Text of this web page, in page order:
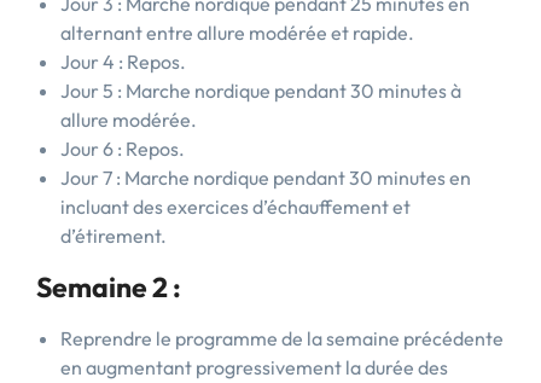
alternant entre allure modérée et rapide.
Jour 4 : Repos.
Jour 5 : Marche nordique pendant 30 minutes à
allure modérée.
Jour 6 : Repos.
Jour 7 : Marche nordique pendant 30 minutes en
incluant des exercices d’échauffement et
d’étirement.
Semaine 2 :
Reprendre le programme de la semaine précédente
en augmentant progressivement la durée des